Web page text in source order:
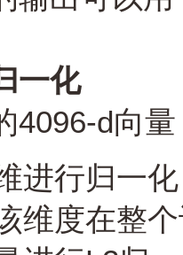
一化
4096-d向
进行归一
维度在整